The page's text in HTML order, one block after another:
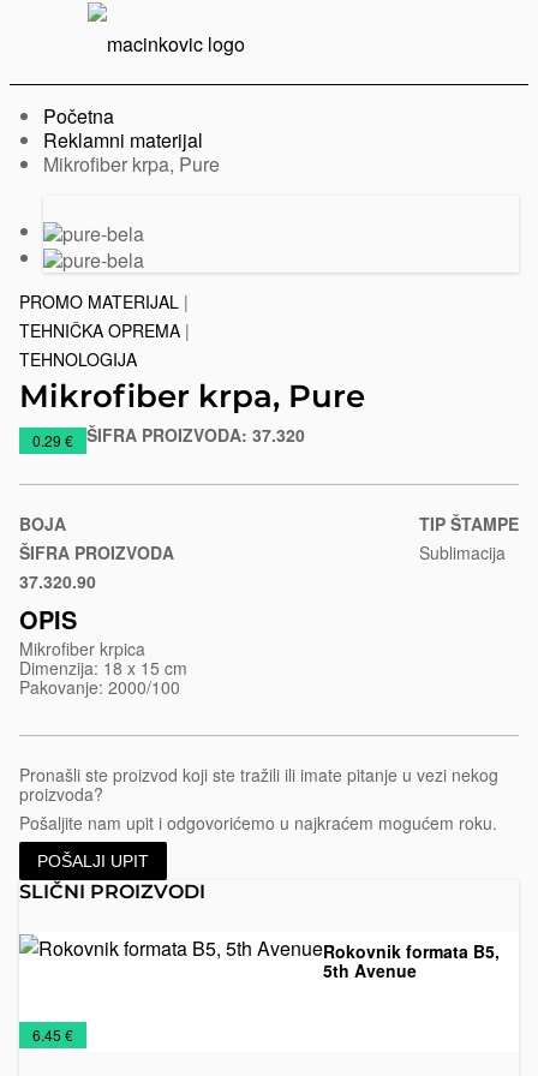
Početna
Reklamni materijal
Trenutno:
Mikrofiber krpa, Pure
Prethodni
slajd
Sledeći
slajd
PROMO MATERIJAL |
TEHNIČKA OPREMA |
TEHNOLOGIJA
Mikrofiber krpa, Pure
https://www.macinkovic.rs/reklamni-
pure
0.29 € ŠIFRA PROIZVODA: 37.320
BOJA
ŠIFRA PROIZVODA
Bela
37.320.90
TIP ŠTAMPE
Sublimacija
OPIS
Mikrofiber krpica
Dimenzija: 18 x 15 cm
Pakovanje: 2000/100
Pronašli ste proizvod koji ste tražili ili imate pitanje u vezi nekog
proizvoda?
Pošaljite nam upit i odgovorićemo u najkraćem mogućem roku.
POŠALJI UPIT
SLIČNI PROIZVODI
Rokovnik formata B5,
5th Avenue
Promo
materijal
Rokovnici
2026
6.45 €